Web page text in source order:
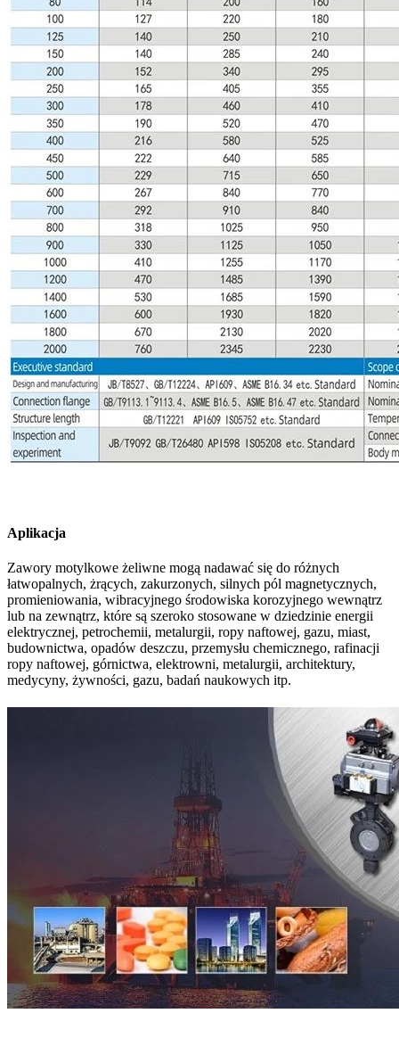
Aplikacja
Zawory motylkowe żeliwne mogą nadawać się do różnych
łatwopalnych, żrących, zakurzonych, silnych pól magnetycznych,
promieniowania, wibracyjnego środowiska korozyjnego wewnątrz
lub na zewnątrz, które są szeroko stosowane w dziedzinie energii
elektrycznej, petrochemii, metalurgii, ropy naftowej, gazu, miast,
budownictwa, opadów deszczu, przemysłu chemicznego, rafinacji
ropy naftowej, górnictwa, elektrowni, metalurgii, architektury,
medycyny, żywności, gazu, badań naukowych itp.